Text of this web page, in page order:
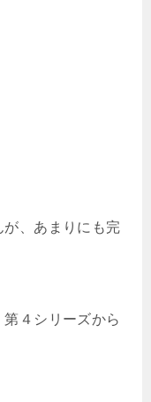
が、あまりにも完
４シリーズから